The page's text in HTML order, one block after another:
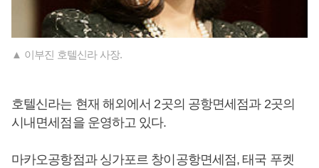
▲ 이부진 호텔신라 사장.
호텔신라는 현재 해외에서 2곳의 공항면세점과 2곳의
시내면세점을 운영하고 있다.
마카오공항점과 싱가포르 창이공항면세점, 태국 푸켓